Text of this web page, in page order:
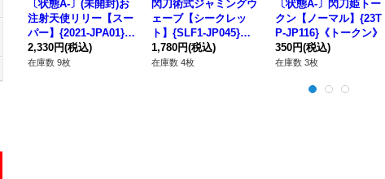
〔状態A-〕(未開封)お
注射天使リリー【スー
パー】{2021-JPA01}
《モンスター》
2,330円(税込)
在庫数 9枚
閃刀術式ジャミングウ
ェーブ【シークレッ
ト】{SLF1-JP045}
《魔法》
1,780円(税込)
在庫数 4枚
〔状態A-〕閃刀姫トー
クン【ノーマル】{23T
P-JP116}《トークン》
350円(税込)
在庫数 3枚